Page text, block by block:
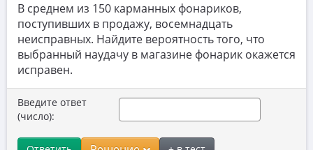
4. См. раздел 1
5. См. раздел 1
6. Вычисления с дробями
7. Координатная прямая. Числовые
неравенства
В среднем из 150 карманных фонариков,
поступивших в продажу, восемнадцать
неисправных. Найдите вероятность того, что
выбранный наудачу в магазине фонарик окажется
исправен.
Введите ответ
(число):